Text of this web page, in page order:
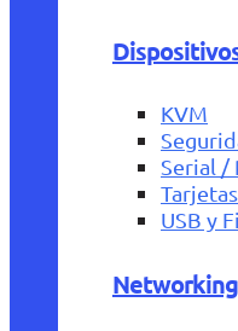
KVM
Serial /
USB y
Networking